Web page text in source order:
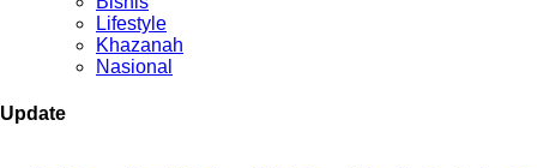
Lifestyle
Khazanah
Nasional
Update